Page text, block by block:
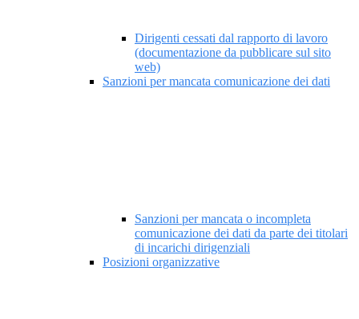
Dirigenti cessati dal rapporto di lavoro
(documentazione da pubblicare sul sito
web)
Sanzioni per mancata comunicazione dei dati
Sanzioni per mancata o incompleta
comunicazione dei dati da parte dei titolari
di incarichi dirigenziali
Posizioni organizzative